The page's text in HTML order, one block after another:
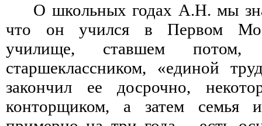
О школьных годах А.Н. мы
что он учился в Первом
училище, ставшем
старшеклассником, «единой
закончил ее досрочно,
конторщиком, а затем семья